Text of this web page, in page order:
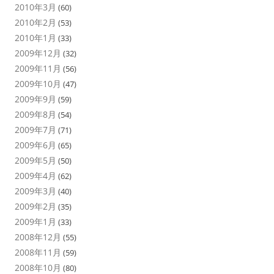
2010年3月 (60)
2010年2月 (53)
2010年1月 (33)
2009年12月 (32)
2009年11月 (56)
2009年10月 (47)
2009年9月 (59)
2009年8月 (54)
2009年7月 (71)
2009年6月 (65)
2009年5月 (50)
2009年4月 (62)
2009年3月 (40)
2009年2月 (35)
2009年1月 (33)
2008年12月 (55)
2008年11月 (59)
2008年10月 (80)